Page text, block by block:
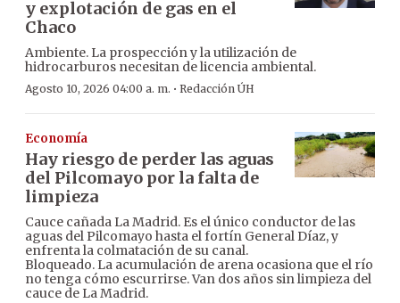
y explotación de gas en el
Chaco
Ambiente. La prospección y la utilización de
hidrocarburos necesitan de licencia ambiental.
Agosto 10, 2026 04:00 a. m. · Redacción ÚH
Economía
Hay riesgo de perder las aguas
del Pilcomayo por la falta de
limpieza
Cauce cañada La Madrid. Es el único conductor de las
aguas del Pilcomayo hasta el fortín General Díaz, y
enfrenta la colmatación de su canal.
Bloqueado. La acumulación de arena ocasiona que el río
no tenga cómo escurrirse. Van dos años sin limpieza del
cauce de La Madrid.